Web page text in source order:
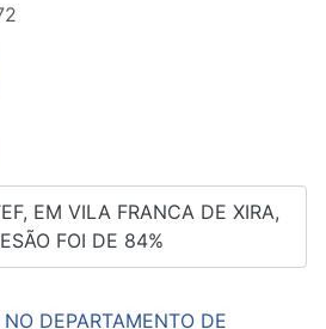
EM VILA FRANCA DE XIRA,
FOI DE 84%
DEPARTAMENTO DE